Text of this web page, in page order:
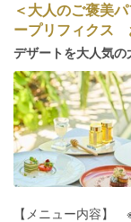
＜大人のご褒美
ープリフィクス
デザートを大人気の
【メニュー内容】